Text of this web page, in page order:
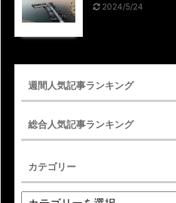
2024/5/24
週間人気記事ランキング
総合人気記事ランキング
カテゴリー